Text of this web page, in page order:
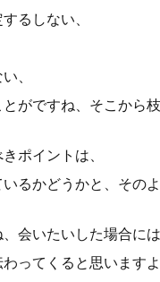
るしない、
、
がですね、そこから
ポイントは、
るかどうかと、その
会いたいした場合には
ってくると思いますよ